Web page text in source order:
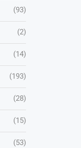
(93)
(2)
(14)
(193)
(28)
(15)
(53)